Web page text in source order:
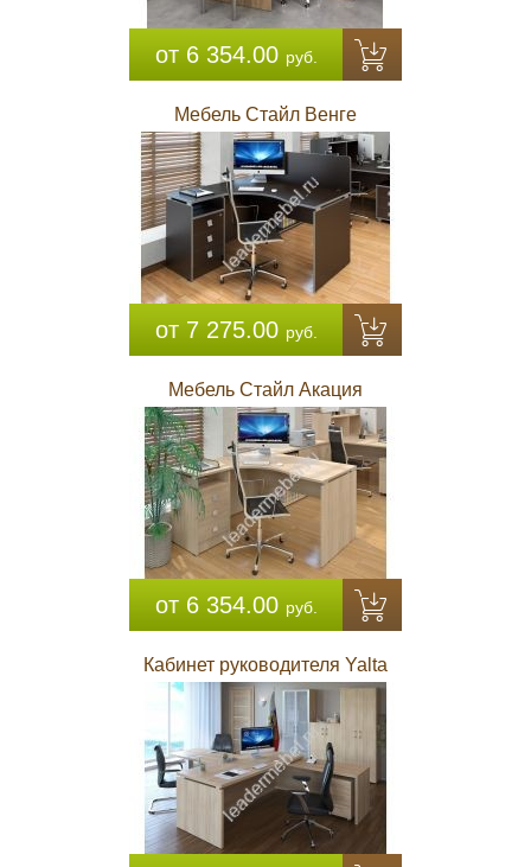
от 6 354.00 руб.
Мебель Стайл Венге
от 7 275.00 руб.
Мебель Стайл Акация
от 6 354.00 руб.
Кабинет руководителя Yalta